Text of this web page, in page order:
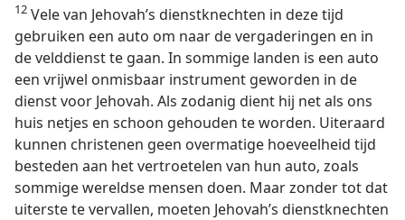
12 Vele van Jehovah’s dienstknechten in deze tijd
gebruiken een auto om naar de vergaderingen en in
de velddienst te gaan. In sommige landen is een auto
een vrijwel onmisbaar instrument geworden in de
dienst voor Jehovah. Als zodanig dient hij net als ons
huis netjes en schoon gehouden te worden. Uiteraard
kunnen christenen geen overmatige hoeveelheid tijd
besteden aan het vertroetelen van hun auto, zoals
sommige wereldse mensen doen. Maar zonder tot dat
uiterste te vervallen, moeten Jehovah’s dienstknechten